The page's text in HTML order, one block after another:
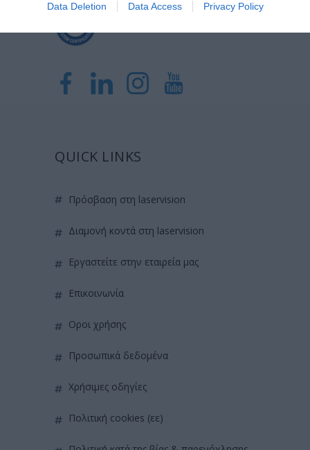
Data Deletion Data Access Privacy Policy
Certified with ISO 9001:2015
QUICK LINKS
πρόσβαση στη laservision
διαμονή κοντά στη laservision
εργαστείτε στην εταιρεία μας
επικοινωνία
όροι χρήσης
προσωπικά δεδομένα
χρήσιμες οδηγίες
πολιτική cookies (εε)